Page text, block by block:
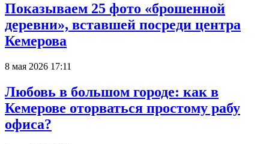
Показываем 25 фото «брошенной
деревни», вставшей посреди центра
Кемерова
8 мая 2026 17:11
Любовь в большом городе: как в
Кемерове оторваться простому рабу
офиса?